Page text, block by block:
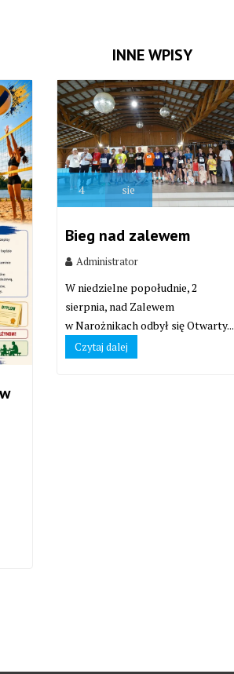
INNE WPISY
4 sie
Bieg nad zalewem
Administrator
W niedzielne popołudnie, 2
sierpnia, nad Zalewem
w Narożnikach odbył się Otwarty...
Czytaj dalej